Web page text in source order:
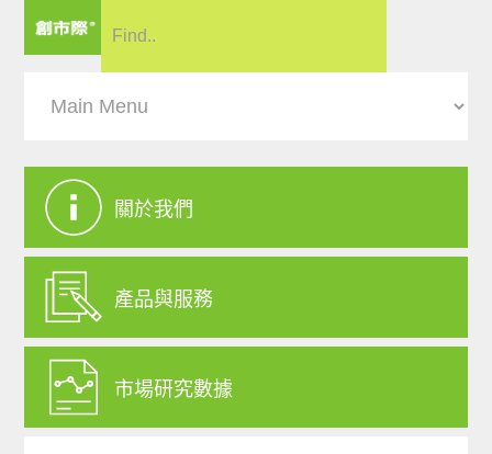
關於我們
產品與服務
市場研究數據